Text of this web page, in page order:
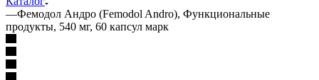
—Фемодол Андро (Femodol Andro), Функциональные
продукты, 540 мг, 60 капсул марк